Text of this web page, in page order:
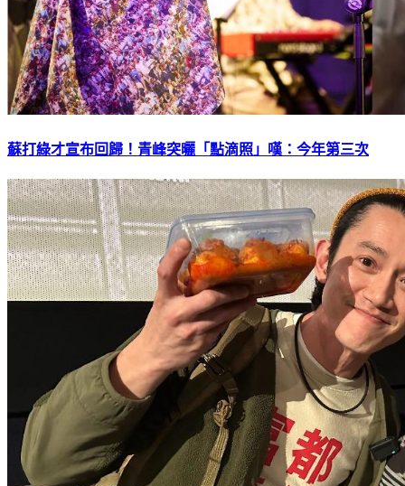
蘇打綠才宣布回歸！青峰突曬「點滴照」嘆：今年第三次